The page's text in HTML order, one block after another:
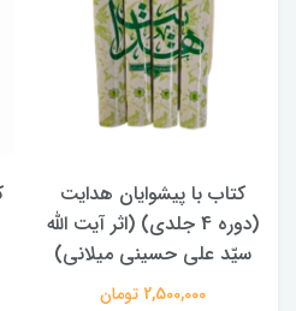
کتاب با پیشوایان هدایت
(دوره 4 جلدی) (اثر آیت الله
سیّد علی حسینی میلانی)
2,500,000 تومان